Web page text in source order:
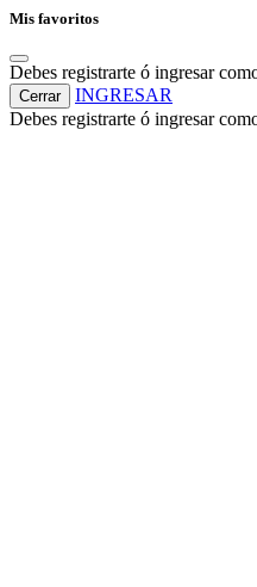
Mis favoritos
Debes registrarte ó ingresar
Cerrar
INGRESAR
Debes registrarte ó ingresar